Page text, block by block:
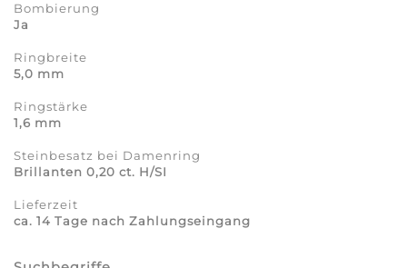
Bombierung
Ja
Ringbreite
5,0 mm
Ringstärke
1,6 mm
Steinbesatz bei Damenring
Brillanten 0,20 ct. H/SI
Lieferzeit
ca. 14 Tage nach Zahlungseingang